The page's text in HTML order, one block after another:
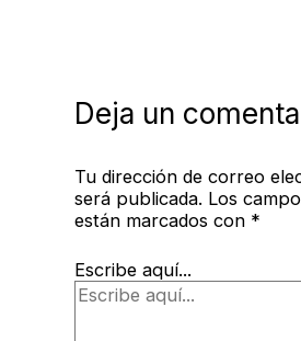
Deja un
Tu dirección de correo
será publicada. Los
están marcados con *
Escribe aquí...